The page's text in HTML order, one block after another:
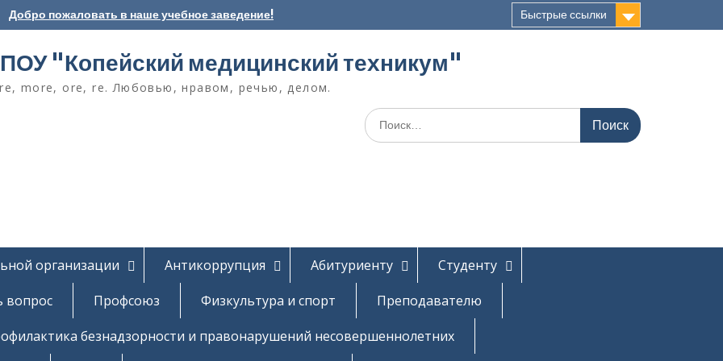
Добро пожаловать в наше учебное заведение! Быстрые ссылки
"Копейский медицинский техникум"
more, ore, re. Любовью, нравом, речью, делом.
Поиск
по:
организации Антикоррупция Абитуриенту
Студенту
вопрос Профсоюз Физкультура и спорт
Преподавателю
безнадзорности и правонарушений несовершеннолетних